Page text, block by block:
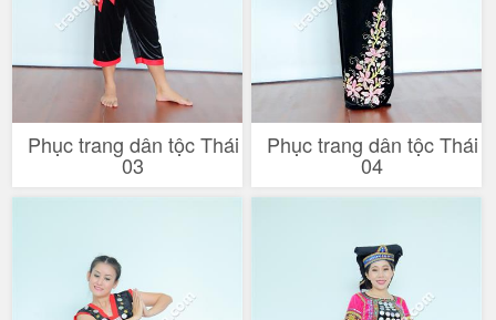
Phục trang dân tộc Thái
03
Phục trang dân tộc Thái
04